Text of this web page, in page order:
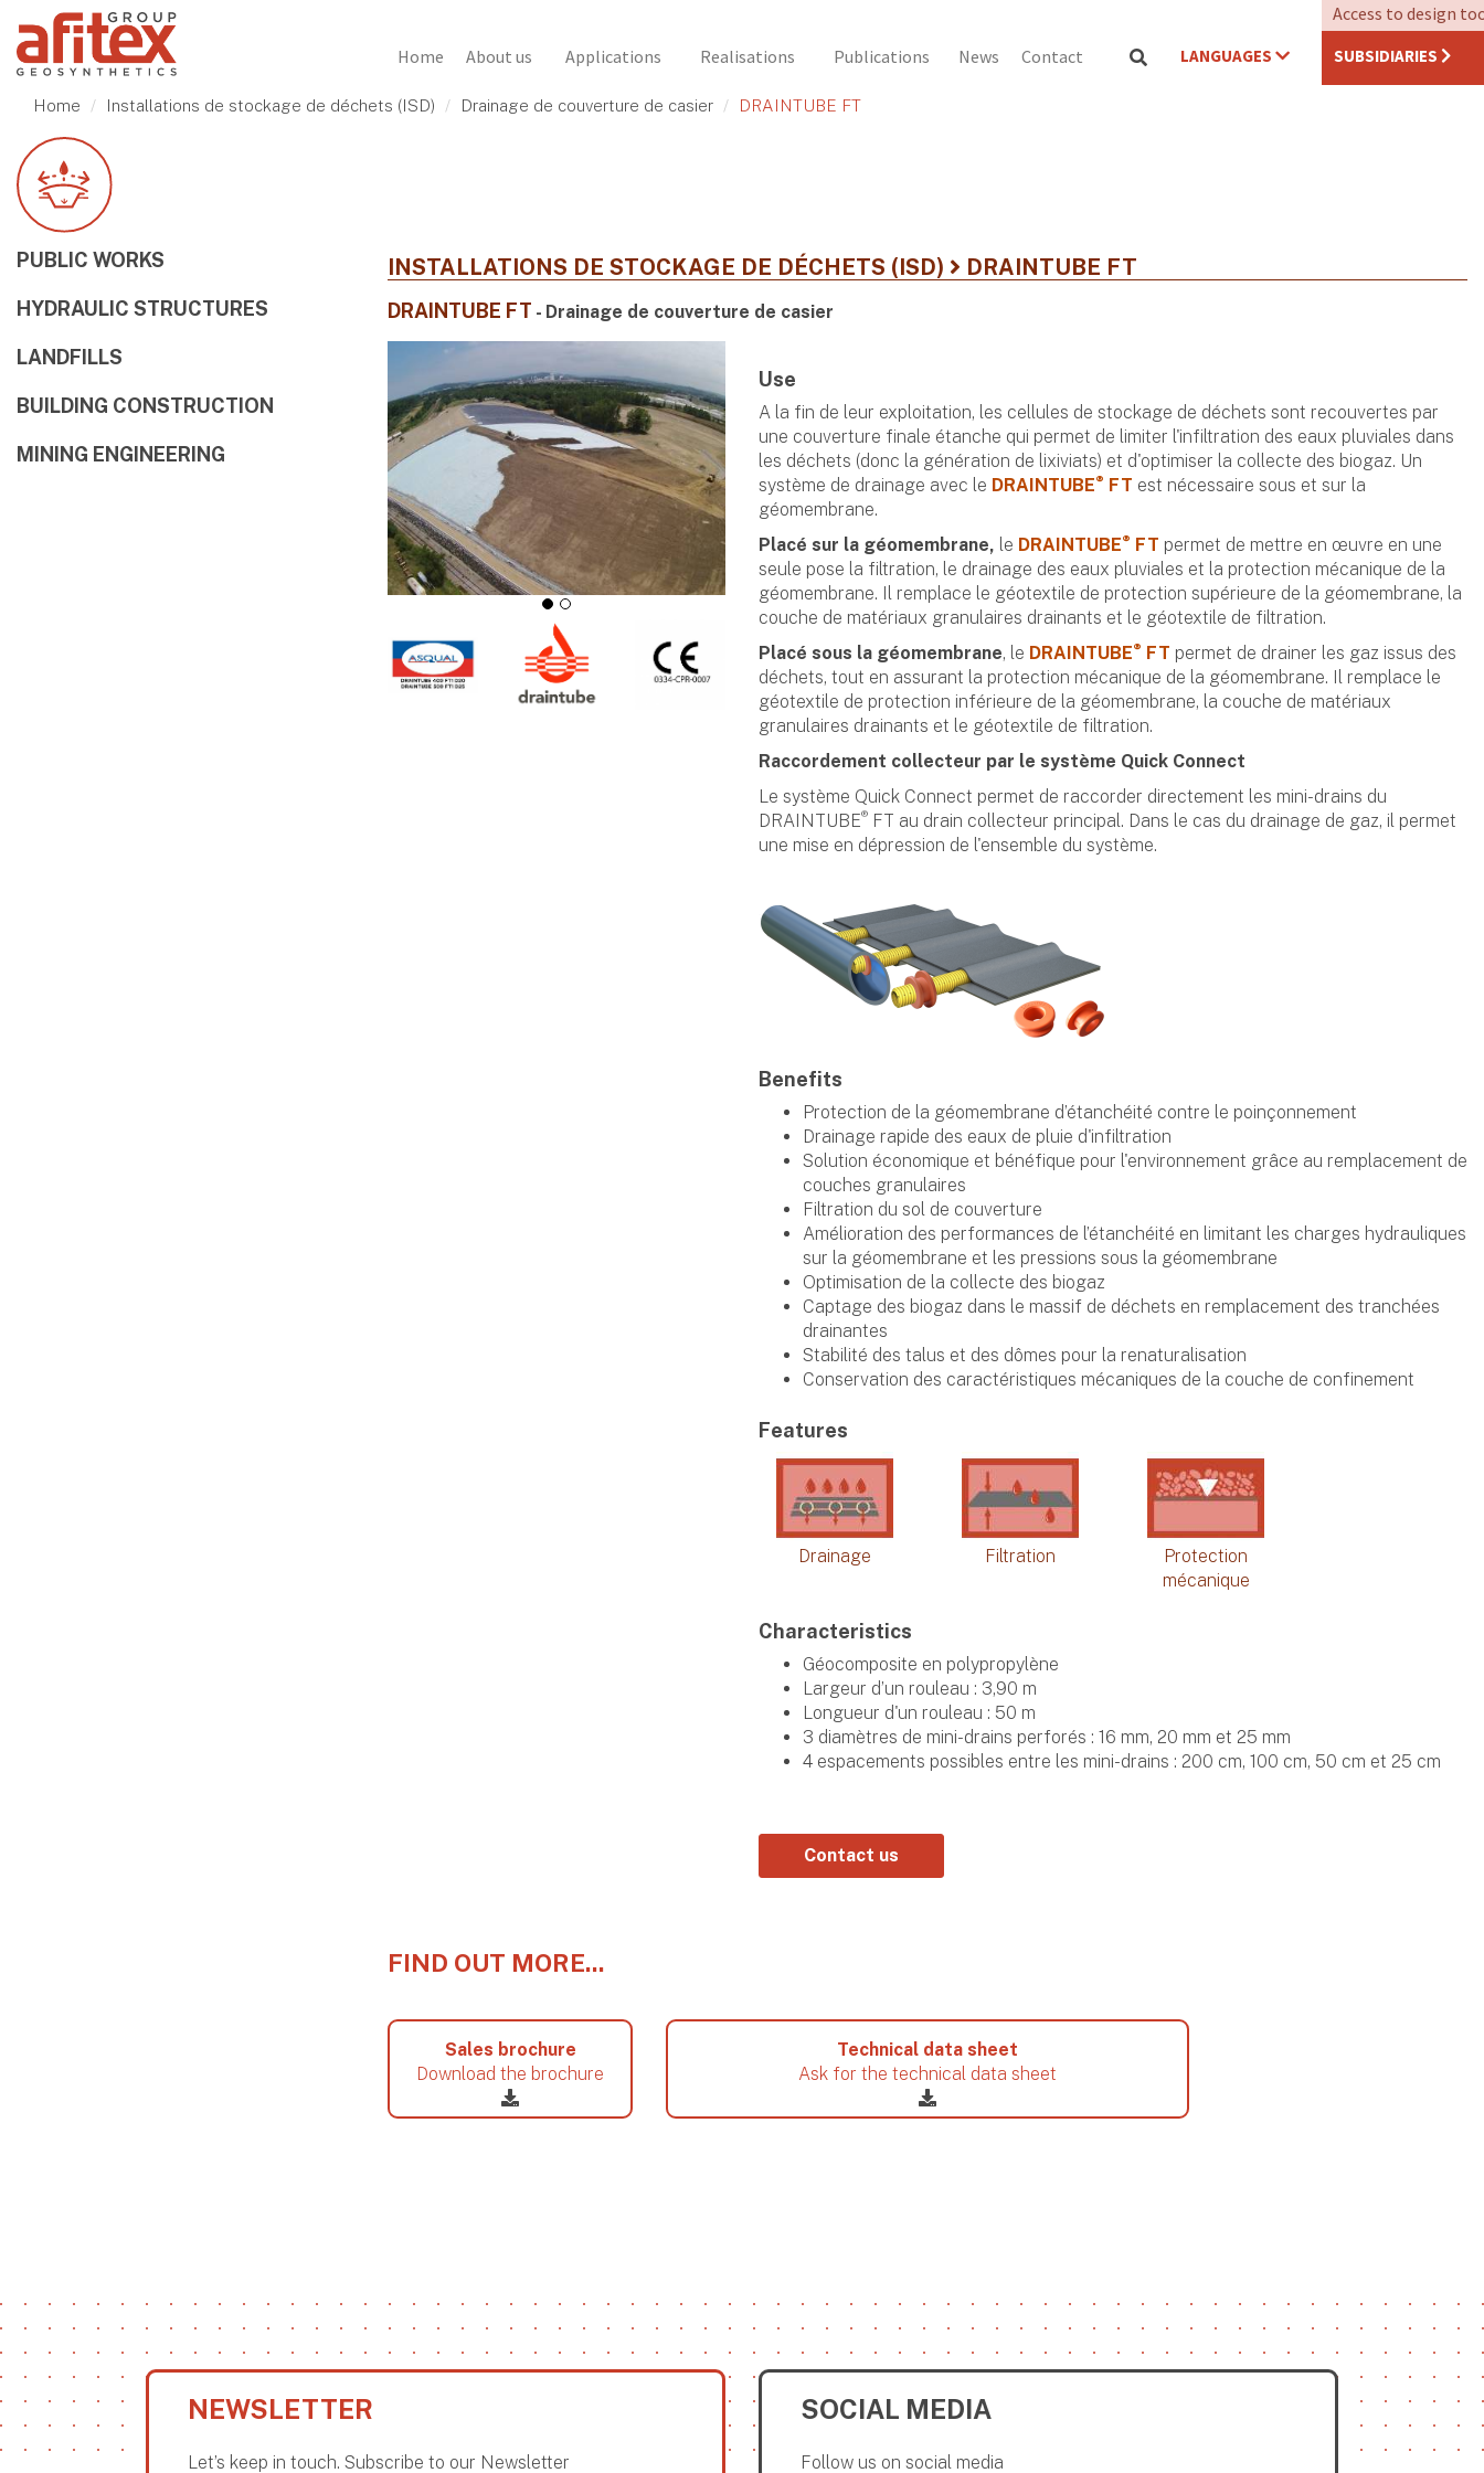
Home About us Applications Realisations Publications News Contact LANGUAGES SUBSIDIARIES
Access to design
Home Installations de stockage de déchets (ISD) Drainage de couverture de casier DRAINTUBE FT
PUBLIC WORKS
HYDRAULIC STRUCTURES
LANDFILLS
BUILDING CONSTRUCTION
MINING ENGINEERING
INSTALLATIONS DE STOCKAGE DE DÉCHETS (ISD) DRAINTUBE FT
DRAINTUBE FT - Drainage de couverture de casier
Use
A la fin de leur exploitation, les cellules de stockage de déchets sont recouvertes par
une couverture finale étanche qui permet de limiter l'infiltration des eaux pluviales dans
les déchets (donc la génération de lixiviats) et d'optimiser la collecte des biogaz. Un
système de drainage avec le DRAINTUBE® FT est nécessaire sous et sur la
géomembrane.
Placé sur la géomembrane, le DRAINTUBE® FT permet de mettre en œuvre en une
seule pose la filtration, le drainage des eaux pluviales et la protection mécanique de la
géomembrane. Il remplace le géotextile de protection supérieure de la géomembrane, la
couche de matériaux granulaires drainants et le géotextile de filtration.
Placé sous la géomembrane, le DRAINTUBE® FT permet de drainer les gaz issus des
déchets, tout en assurant la protection mécanique de la géomembrane. Il remplace le
géotextile de protection inférieure de la géomembrane, la couche de matériaux
granulaires drainants et le géotextile de filtration.
Raccordement collecteur par le système Quick Connect
Le système Quick Connect permet de raccorder directement les mini-drains du
DRAINTUBE® FT au drain collecteur principal. Dans le cas du drainage de gaz, il permet
une mise en dépression de l'ensemble du système.
Benefits
Protection de la géomembrane d’étanchéité contre le poinçonnement
Drainage rapide des eaux de pluie d'infiltration
Solution économique et bénéfique pour l'environnement grâce au remplacement de
couches granulaires
Filtration du sol de couverture
Amélioration des performances de l’étanchéité en limitant les charges hydrauliques
sur la géomembrane et les pressions sous la géomembrane
Optimisation de la collecte des biogaz
Captage des biogaz dans le massif de déchets en remplacement des tranchées
drainantes
Stabilité des talus et des dômes pour la renaturalisation
Conservation des caractéristiques mécaniques de la couche de confinement
Features
Drainage Filtration
Protection
mécanique
Characteristics
Géocomposite en polypropylène
Largeur d’un rouleau : 3,90 m
Longueur d'un rouleau : 50 m
3 diamètres de mini-drains perforés : 16 mm, 20 mm et 25 mm
4 espacements possibles entre les mini-drains : 200 cm, 100 cm, 50 cm et 25 cm
Contact us
FIND OUT MORE...
Sales brochure
Download the brochure
Technical data sheet
Ask for the technical data sheet
NEWSLETTER
Let’s keep in touch. Subscribe to our Newsletter
SOCIAL MEDIA
Follow us on social media